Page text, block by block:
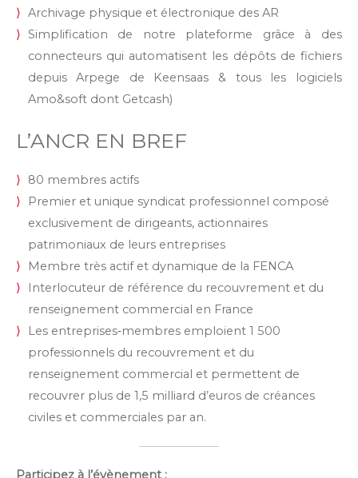
Archivage physique et électronique des AR
Simplification de notre plateforme grâce à des
connecteurs qui automatisent les dépôts de fichiers
depuis Arpege de Keensaas & tous les logiciels
Amo&soft dont Getcash)
L’ANCR EN BREF
80 membres actifs
Premier et unique syndicat professionnel composé
exclusivement de dirigeants, actionnaires
patrimoniaux de leurs entreprises
Membre très actif et dynamique de la FENCA
Interlocuteur de référence du recouvrement et du
renseignement commercial en France
Les entreprises‐membres emploient 1 500
professionnels du recouvrement et du
renseignement commercial et permettent de
recouvrer plus de 1,5 milliard d’euros de créances
civiles et commerciales par an.
Participez à l’évènement :